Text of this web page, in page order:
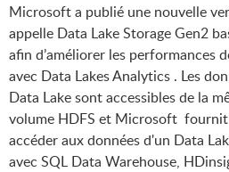
Microsoft a publié une nouvelle
appelle Data Lake Storage Gen2
afin d’améliorer les performances
avec Data Lakes Analytics . Les
Data Lake sont accessibles de la
volume HDFS et Microsoft
accéder aux données d'un Data
avec SQL Data Warehouse,